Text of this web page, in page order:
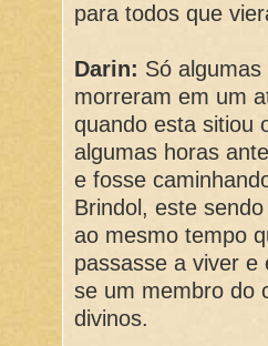
para todos que
Darin: Só
morreram em um
quando esta sitiou
algumas horas
e fosse
Brindol, este
ao mesmo tempo
passasse a viver
se um membro do
divinos.